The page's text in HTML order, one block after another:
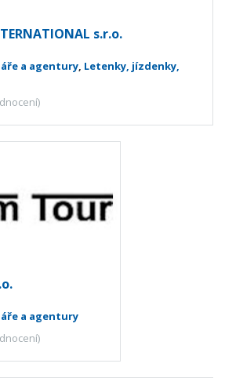
s.r.o.
a agentury, Letenky, jízdenky,
a agentury